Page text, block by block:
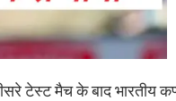
टेस्टमैचकेबादभारतीय